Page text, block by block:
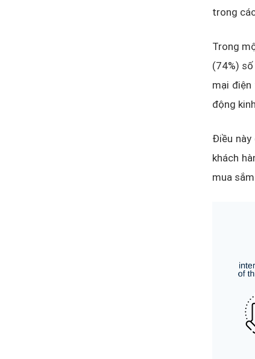
trong
Trong
(74%)
mại
động
Điều này
khách
mua